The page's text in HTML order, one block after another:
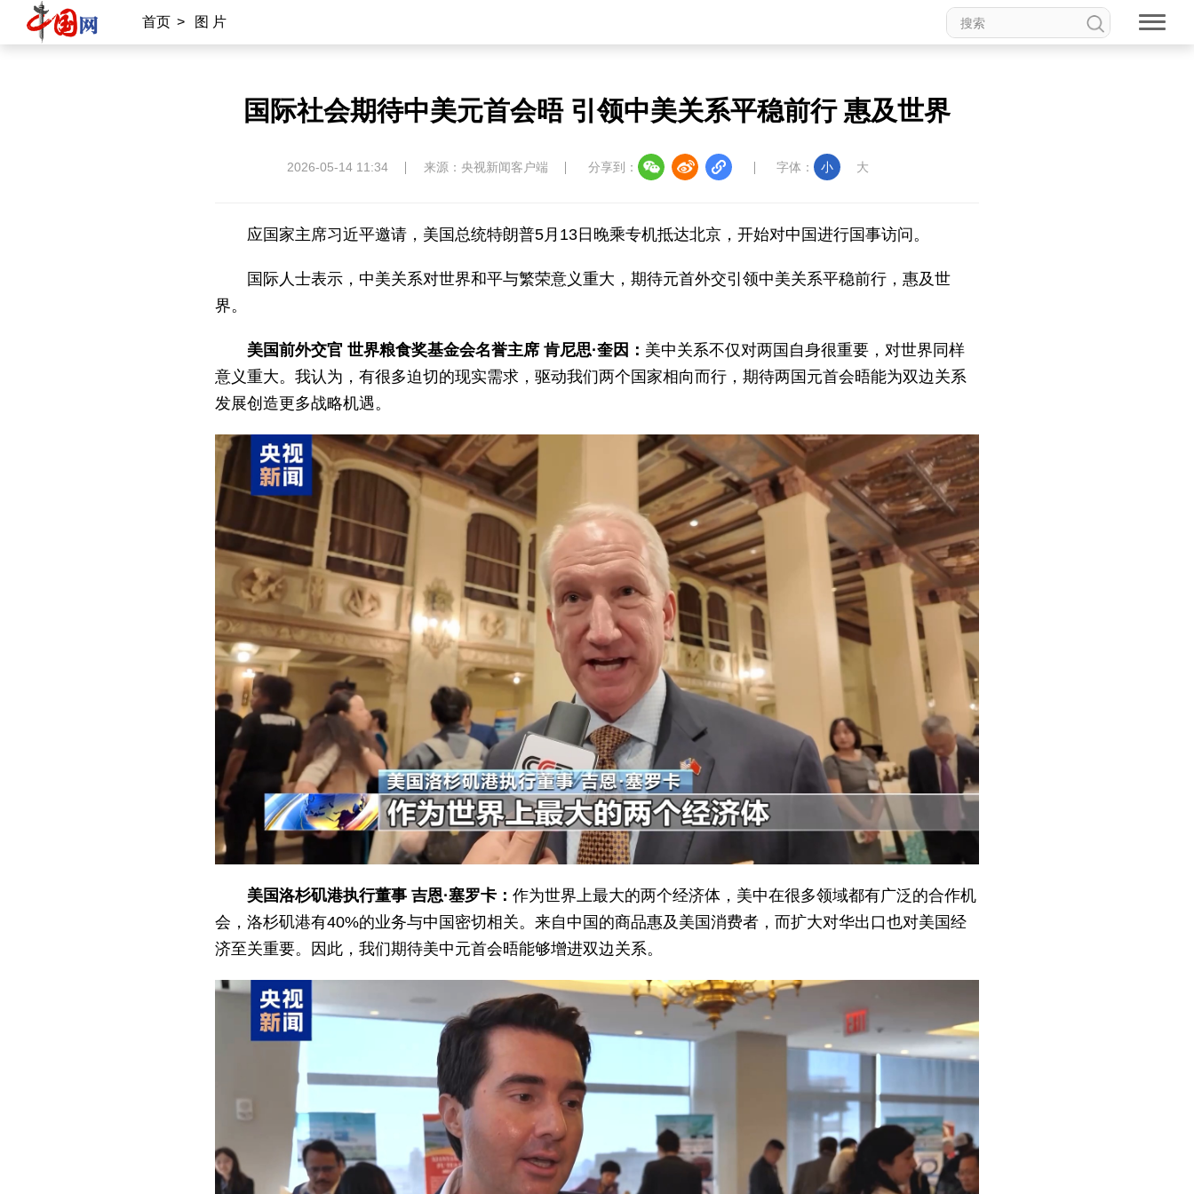
首页 > 图 片
国际社会期待中美元首会晤 引领中美关系平稳前行 惠及世界
2026-05-14 11:34 来源：央视新闻客户端 分享到： 字体： 小 大
应国家主席习近平邀请，美国总统特朗普5月13日晚乘专机抵达北京，开始对中国进行国事访问。
国际人士表示，中美关系对世界和平与繁荣意义重大，期待元首外交引领中美关系平稳前行，惠及世
界。
美国前外交官 世界粮食奖基金会名誉主席 肯尼思·奎因： 美中关系不仅对两国自身很重要，对世界同样
意义重大。我认为，有很多迫切的现实需求，驱动我们两个国家相向而行，期待两国元首会晤能为双边关系
发展创造更多战略机遇。
美国洛杉矶港执行董事 吉恩·塞罗卡： 作为世界上最大的两个经济体，美中在很多领域都有广泛的合作机
会，洛杉矶港有40%的业务与中国密切相关。来自中国的商品惠及美国消费者，而扩大对华出口也对美国经
济至关重要。因此，我们期待美中元首会晤能够增进双边关系。